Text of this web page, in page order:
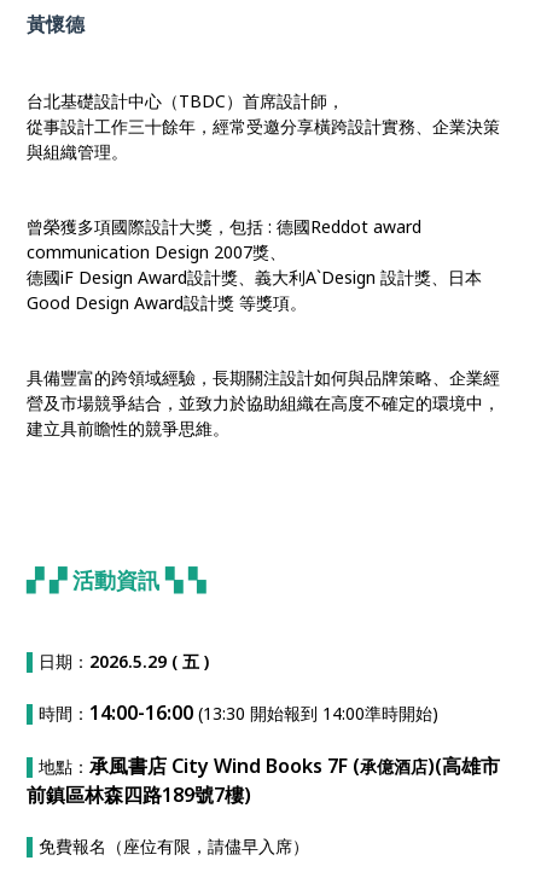
黃懷德
台北基礎設計中心（TBDC）首席設計師，
從事設計工作三十餘年，經常受邀分享橫跨設計實務、企業決策
與組織管理。
曾榮獲多項國際設計大獎，包括 : 德國Reddot award
communication Design 2007獎、
德國iF Design Award設計獎、義大利A`Design 設計獎、日本
Good Design Award設計獎 等獎項。
具備豐富的跨領域經驗，長期關注設計如何與品牌策略、企業經
營及市場競爭結合，並致力於協助組織在高度不確定的環境中，
建立具前瞻性的競爭思維。
▞ ▞活動資訊▚ ▚
日期： 2026.5.29 ( 五 )
▌時間： 14:00-16:00 (13:30 開始報到 14:00準時開始)
▌地點：承風書店 City Wind Books 7F (承億酒店)(高雄市
前鎮區林森四路189號7樓)
▌免費報名（座位有限，請儘早入席）